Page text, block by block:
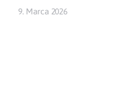
9. Marca 2026